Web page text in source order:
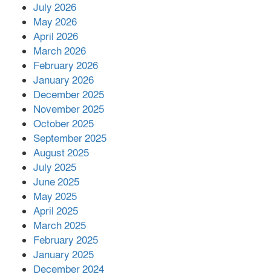
পর ফোন তারেক রহমানের,গ্যাস সঙ্কট
July 2026
May 2026
April 2026
March 2026
February 2026
January 2026
December 2025
November 2025
October 2025
September 2025
August 2025
July 2025
June 2025
May 2025
April 2025
March 2025
February 2025
January 2025
December 2024